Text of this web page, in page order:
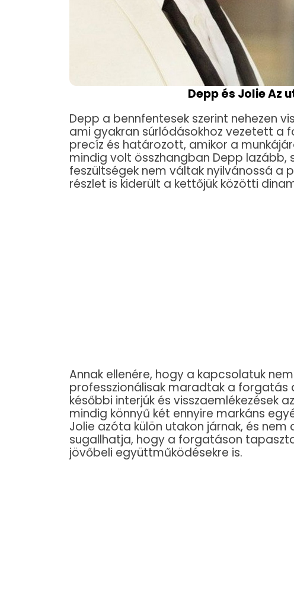
Depp és Jolie Az
Depp a bennfentesek szerint nehezen
ami gyakran súrlódásokhoz vezetett a
precíz és határozott, amikor a
mindig volt összhangban Depp lazább,
feszültségek nem váltak nyilvánossá a
részlet is kiderült a kettőjük közötti
Annak ellenére, hogy a kapcsolatuk
professzionálisak maradtak a forgatás
későbbi interjúk és visszaemlékezések
mindig könnyű két ennyire markáns
Jolie azóta külön utakon járnak, és
sugallhatja, hogy a forgatáson
jövőbeli együttműködésekre is.